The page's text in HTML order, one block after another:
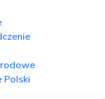
Polski